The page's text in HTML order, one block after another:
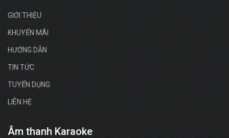
GIỚI THIỆU
KHUYẾN MÃI
HƯỚNG DẪN
TIN TỨC
TUYỂN DỤNG
LIÊN HỆ
Âm thanh Karaoke